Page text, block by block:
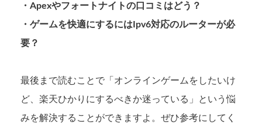
・Apexやフォートナイトの口コミはどう？
・ゲームを快適にするにはIpv6対応のルーターが必
要？
最後まで読むことで「オンラインゲームをしたいけ
ど、楽天ひかりにするべきか迷っている」という悩
みを解決することができますよ。ぜひ参考にしてく